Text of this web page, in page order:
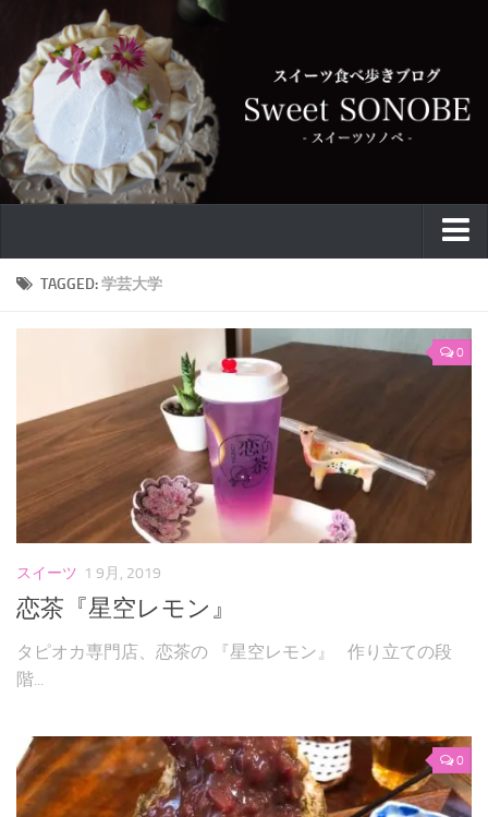
特集
カフェ
バウムクーヘン
パンケーキ
和菓子
自作
お問い合わせフォーム
TAGGED:学芸大学
0
スイーツ 1 9月, 2019
恋茶『星空レモン』
タピオカ専門店、恋茶の 『星空レモン』 作り立ての段
階...
0